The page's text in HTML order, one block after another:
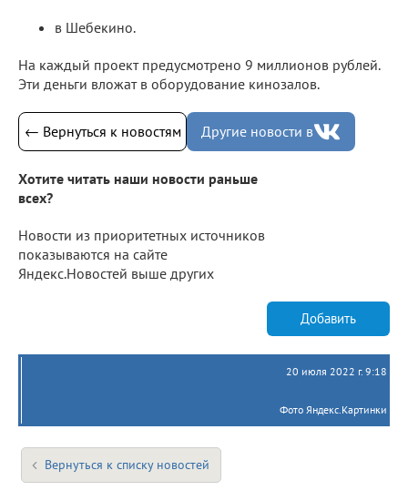
в Шебекино.
На каждый проект предусмотрено 9 миллионов рублей.
Эти деньги вложат в оборудование кинозалов.
← Вернуться к новостям Другие новости в
Хотите читать наши новости раньше
всех?
Новости из приоритетных источников
показываются на сайте
Яндекс.Новостей выше других
Добавить
20 июля 2022 г. 9:18
Фото Яндекс.Картинки
Вернуться к списку новостей